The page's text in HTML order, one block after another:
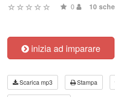
0 10
inizia ad imparare
Scarica mp3 Stampa